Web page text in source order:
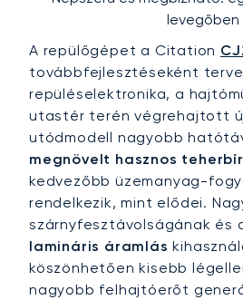
levegőben
A repülőgépet a Citation
továbbfejlesztéseként
repüléselektronika, a
utastér terén végrehajtott
utódmodell nagyobb
megnövelt hasznos
kedvezőbb üzemanyag-
rendelkezik, mint elődei.
szárnyfesztávolságának és
lamináris áramlás
köszönhetően kisebb
nagyobb felhajtóerőt